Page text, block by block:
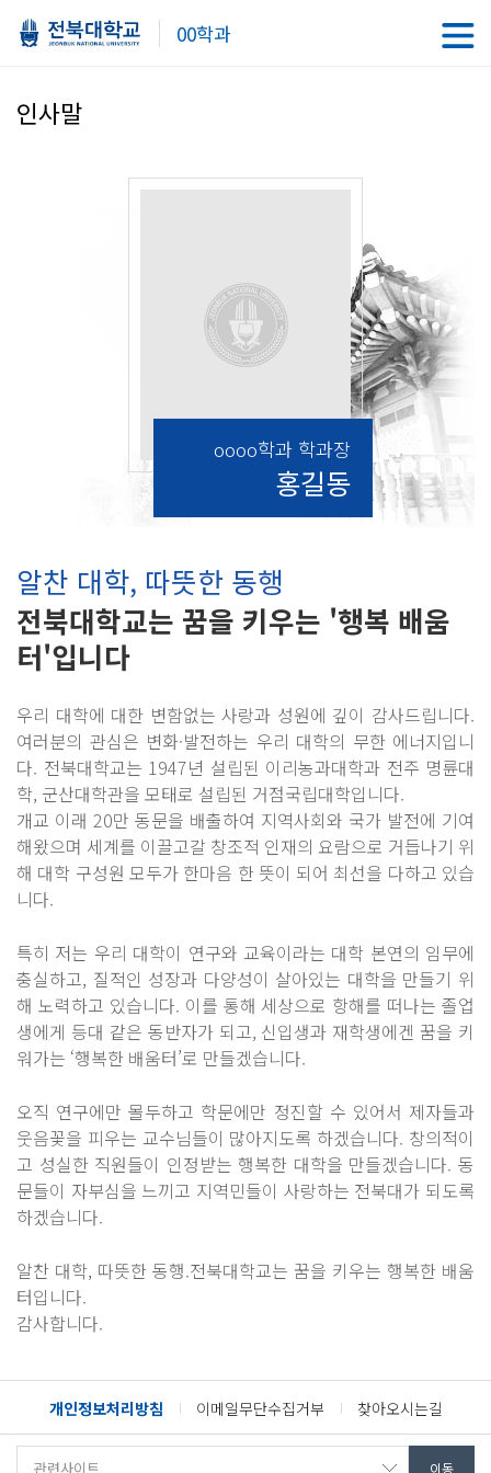
00학과
인사말
oooo학과 학과장
홍길동
알찬 대학, 따뜻한 동행
전북대학교는 꿈을 키우는 '행복 배움
터'입니다
우리 대학에 대한 변함없는 사랑과 성원에 깊이 감사드립니다.
여러분의 관심은 변화·발전하는 우리 대학의 무한 에너지입니
다. 전북대학교는 1947년 설립된 이리농과대학과 전주 명륜대
학, 군산대학관을 모태로 설립된 거점국립대학입니다.
개교 이래 20만 동문을 배출하여 지역사회와 국가 발전에 기여
해왔으며 세계를 이끌고갈 창조적 인재의 요람으로 거듭나기 위
해 대학 구성원 모두가 한마음 한 뜻이 되어 최선을 다하고 있습
니다.
특히 저는 우리 대학이 연구와 교육이라는 대학 본연의 임무에
충실하고, 질적인 성장과 다양성이 살아있는 대학을 만들기 위
해 노력하고 있습니다. 이를 통해 세상으로 항해를 떠나는 졸업
생에게 등대 같은 동반자가 되고, 신입생과 재학생에겐 꿈을 키
워가는 ‘행복한 배움터’로 만들겠습니다.
오직 연구에만 몰두하고 학문에만 정진할 수 있어서 제자들과
웃음꽃을 피우는 교수님들이 많아지도록 하겠습니다. 창의적이
고 성실한 직원들이 인정받는 행복한 대학을 만들겠습니다. 동
문들이 자부심을 느끼고 지역민들이 사랑하는 전북대가 되도록
하겠습니다.
알찬 대학, 따뜻한 동행.전북대학교는 꿈을 키우는 행복한 배움
터입니다.
감사합니다.
개인정보처리방침 이메일무단수집거부 찾아오시는길